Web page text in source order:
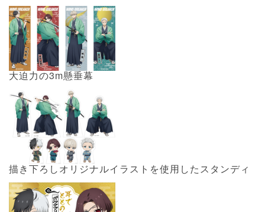
大迫力の3m懸垂幕
描き下ろしオリジナルイラストを使用したスタンディ